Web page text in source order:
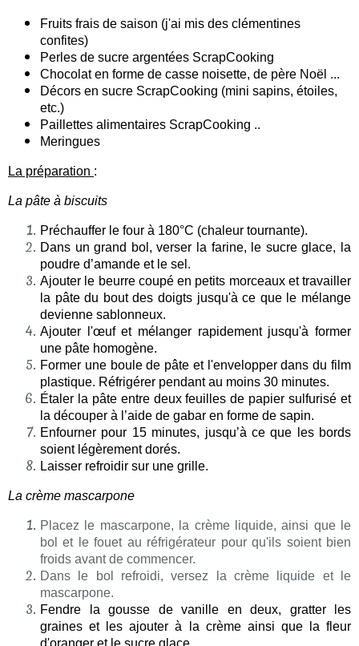
Fruits frais de saison (j'ai mis des clémentines
confites)
Perles de sucre argentées ScrapCooking
Chocolat en forme de casse noisette, de père Noël ...
Décors en sucre ScrapCooking (mini sapins, étoiles,
etc.)
Paillettes alimentaires ScrapCooking ..
Meringues
La préparation :
La pâte à biscuits
Préchauffer le four à 180°C (chaleur tournante).
Dans un grand bol, verser la farine, le sucre glace, la
poudre d’amande et le sel.
Ajouter le beurre coupé en petits morceaux et travailler
la pâte du bout des doigts jusqu'à ce que le mélange
devienne sablonneux.
Ajouter l'œuf et mélanger rapidement jusqu'à former
une pâte homogène.
Former une boule de pâte et l'envelopper dans du film
plastique. Réfrigérer pendant au moins 30 minutes.
Étaler la pâte entre deux feuilles de papier sulfurisé et
la découper à l’aide de gabar en forme de sapin.
Enfourner pour 15 minutes, jusqu’à ce que les bords
soient légèrement dorés.
Laisser refroidir sur une grille.
La crème mascarpone
Placez le mascarpone, la crème liquide, ainsi que le
bol et le fouet au réfrigérateur pour qu'ils soient bien
froids avant de commencer.
Dans le bol refroidi, versez la crème liquide et le
mascarpone.
Fendre la gousse de vanille en deux, gratter les
graines et les ajouter à la crème ainsi que la fleur